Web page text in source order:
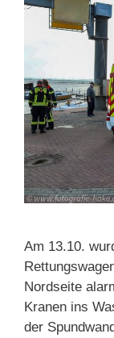
Am 13.10.
Nordseite
Kranen ins
der